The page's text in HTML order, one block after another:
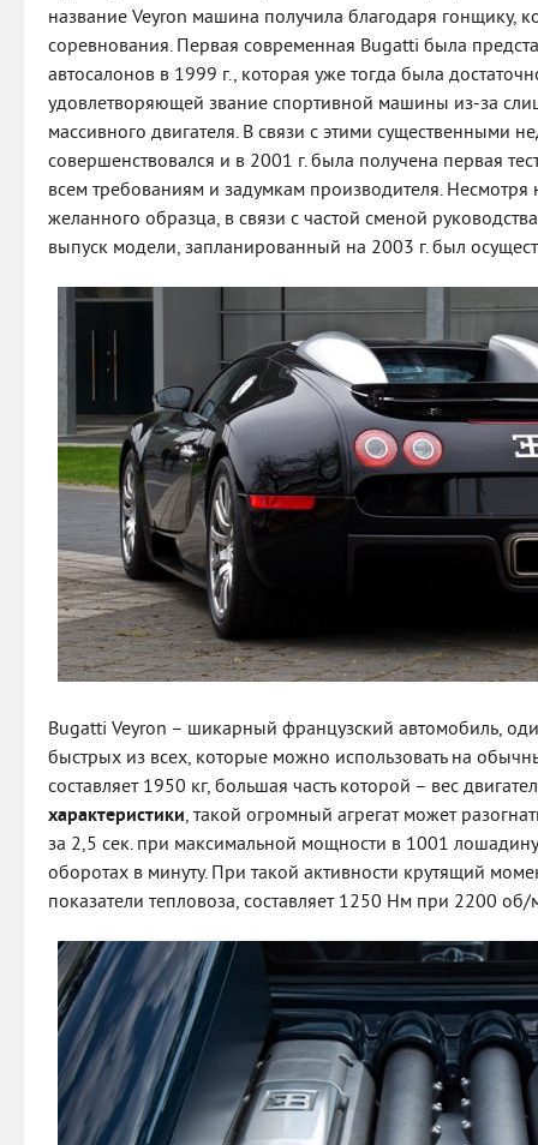
название Veyron машина получила благодаря гонщику,
соревнования. Первая современная Bugatti была
автосалонов в 1999 г., которая уже тогда была
удовлетворяющей звание спортивной машины из-за
массивного двигателя. В связи с этими существенными
совершенствовался и в 2001 г. была получена первая
всем требованиям и задумкам производителя. Несмотря
желанного образца, в связи с частой сменой
выпуск модели, запланированный на 2003 г. был
Bugatti Veyron – шикарный французский автомобиль,
быстрых из всех, которые можно использовать на
составляет 1950 кг, большая часть которой – вес
характеристики, такой огромный агрегат может
за 2,5 сек. при максимальной мощности в 1001
оборотах в минуту. При такой активности крутящий
показатели тепловоза, составляет 1250 Нм при 2200 об/